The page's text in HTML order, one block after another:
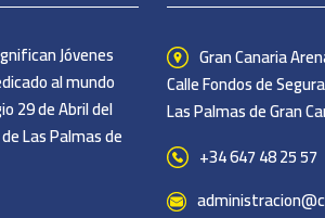
Jóvenes
al mundo
29 de Abril del
Las Palmas de
Gran Canaria
Calle Fondos de
Las Palmas de Gran
+34 647 48 25 57